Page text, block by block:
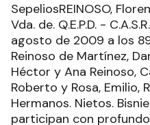
SepeliosREINOSO,
Vda. de. Q.E.P.D. -
agosto de 2009 a los
Reinoso de Martínez,
Héctor y Ana Reinoso,
Roberto y Rosa, Emilio,
Hermanos. Nietos.
participan con